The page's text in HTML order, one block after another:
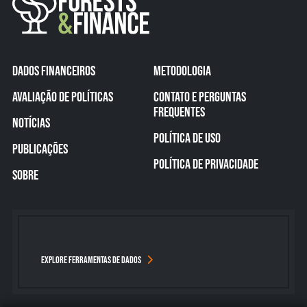
DADOS FINANCEIROS
AVALIAÇÃO DE POLÍTICAS
NOTÍCIAS
PUBLICAÇÕES
SOBRE
EXPLORE FERRAMENTAS DE DADOS
METODOLOGIA
CONTATO E PERGUNTAS
FREQUENTES
POLÍTICA DE USO
POLÍTICA DE PRIVACIDADE